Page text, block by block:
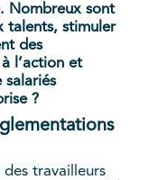
Nombreux sont
talents, stimuler
des
l’action et
salariés
?
des travailleurs